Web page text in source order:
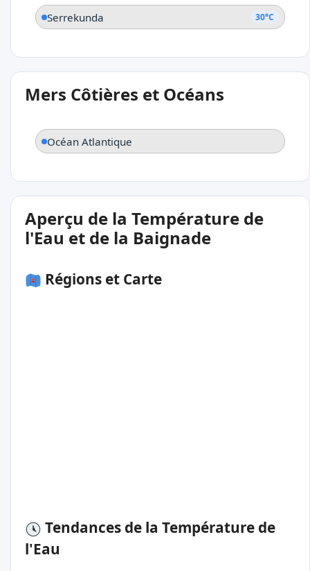
Serrekunda 30°C
Mers Côtières et Océans
Océan Atlantique
Aperçu de la Température de
l'Eau et de la Baignade
Régions et Carte
Tendances de la Température de
l'Eau